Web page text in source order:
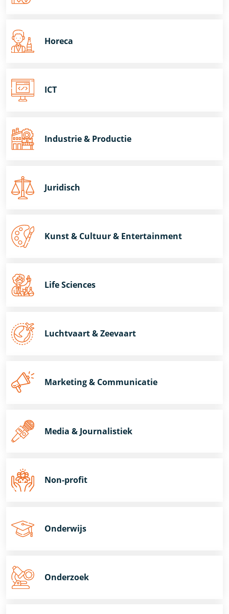
Horeca
ICT
Industrie & Productie
Juridisch
Kunst & Cultuur & Entertainment
Life Sciences
Luchtvaart & Zeevaart
Marketing & Communicatie
Media & Journalistiek
Non-profit
Onderwijs
Onderzoek